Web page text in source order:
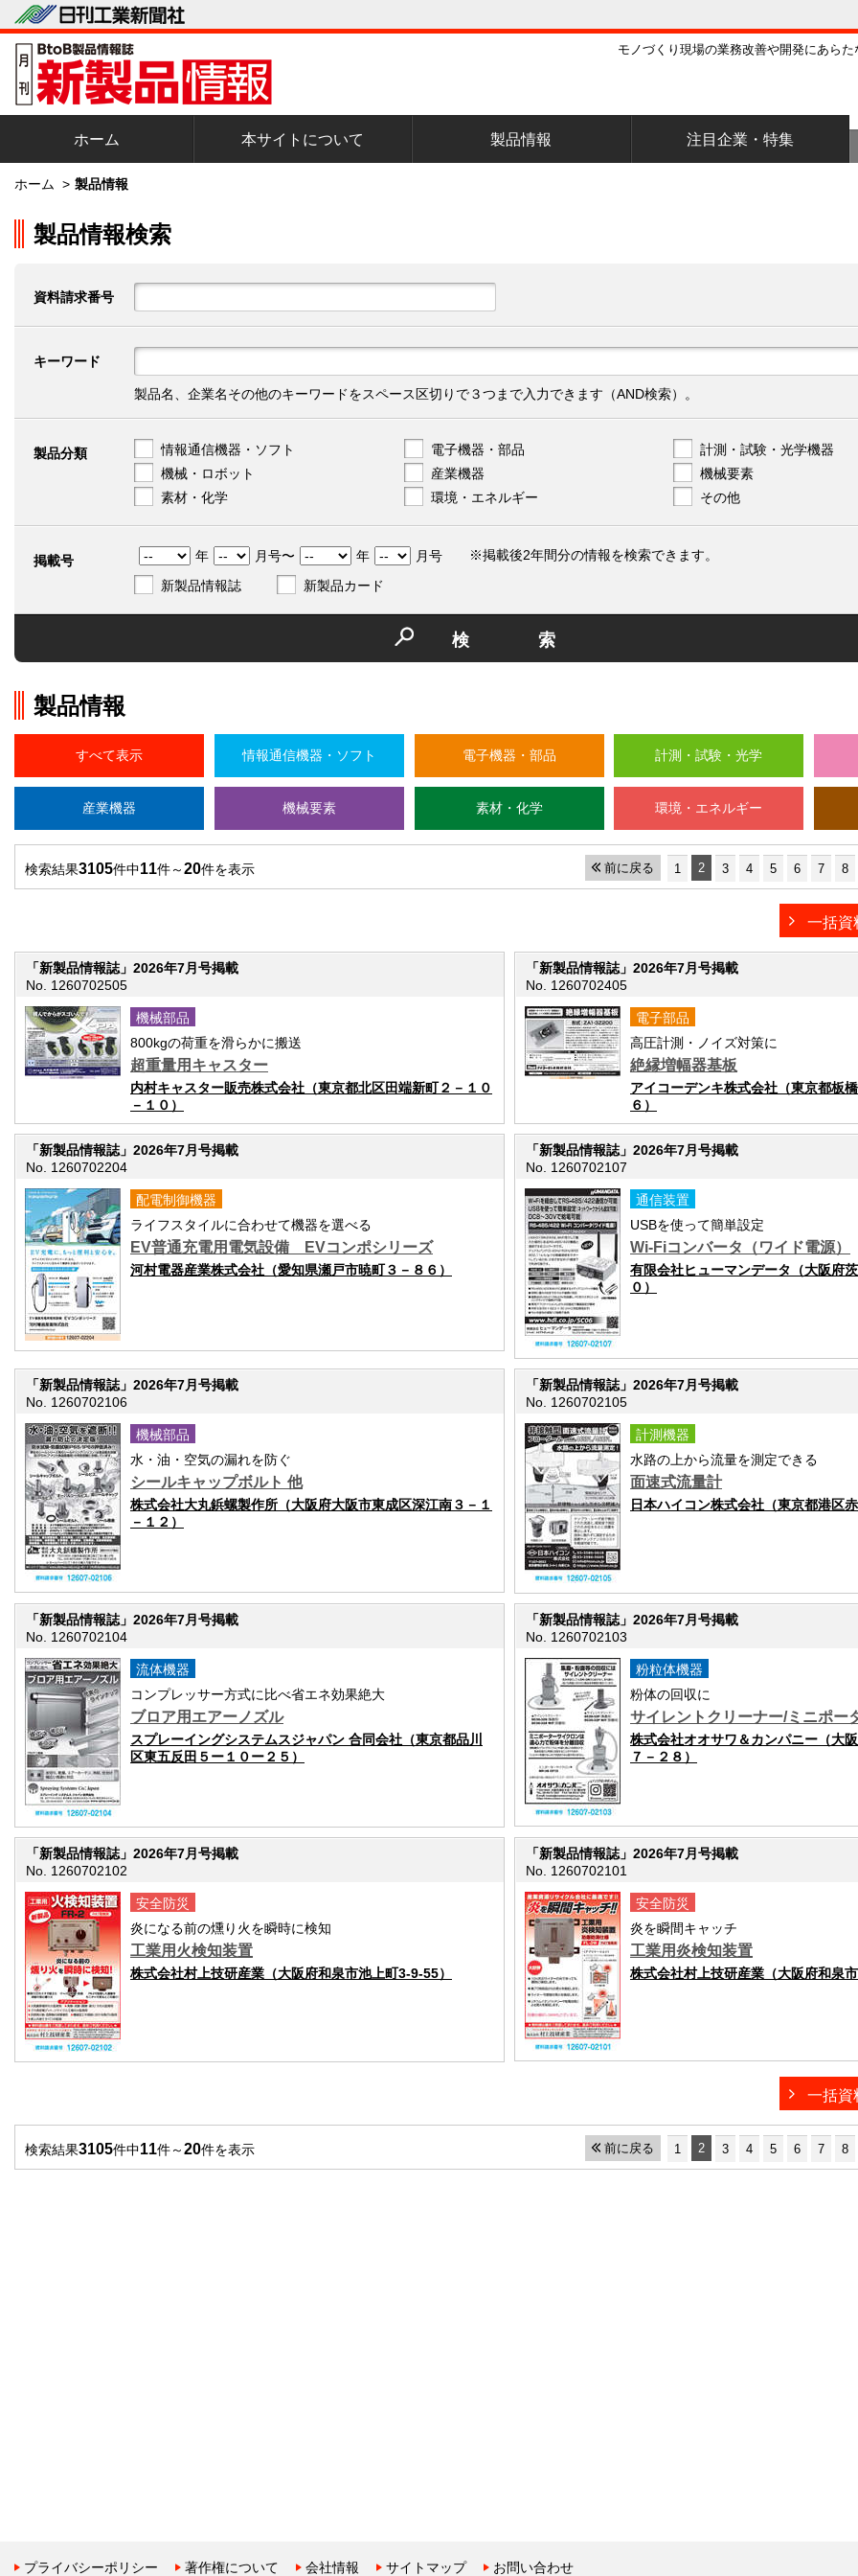
モノづくり現場の業務改善や開発にあら
ホーム 本サイトについて 製品情報 注目企業・特集
ホーム > 製品情報
製品情報検索
資料請求番号
キーワード
製品名、企業名その他のキーワードをスペース区切りで３つまで入力できます（AND検索）。
製品分類 情報通信機器・ソフト 電子機器・部品
計測・試験・光学機器
機械・ロボット
産業機器
機械要素
素材・化学
環境・エネルギー その他
掲載号 年 月号〜 年
月号
新製品情報誌
新製品カード
※掲載後2年間分の情報を検索できます。
検索
製品情報
すべて表示 情報通信機器・ソフト 電子機器・部品 計測・試験・光学
産業機器 機械要素 素材・化学 環境・エネルギー
検索結果3105件中11件～20件を表示 前に戻る 1 2 3 4 5 6 7 8
一括資
「新製品情報誌」2026年7月号掲載
No. 1260702505
機械部品
800kgの荷重を滑らかに搬送
超重量用キャスター
内村キャスター販売株式会社（東京都北区田端新町２－１０
－１０）
「新製品情報誌」2026年7月号掲載
No. 1260702405
電子部品
高圧計測・ノイズ対策に
絶縁増幅器基板
アイコーデンキ株式会社（東京都板
６）
「新製品情報誌」2026年7月号掲載
No. 1260702204
配電制御機器
ライフスタイルに合わせて機器を選べる
EV普通充電用電気設備 EVコンポシリーズ
河村電器産業株式会社（愛知県瀬戸市暁町３－８６）
「新製品情報誌」2026年7月号掲載
No. 1260702107
通信装置
USBを使って簡単設定
Wi-Fiコンバータ（ワイド電源）
有限会社ヒューマンデータ（大阪府
０）
「新製品情報誌」2026年7月号掲載
No. 1260702106
機械部品
水・油・空気の漏れを防ぐ
シールキャップボルト 他
株式会社大丸鋲螺製作所（大阪府大阪市東成区深江南３－１
－１２）
「新製品情報誌」2026年7月号掲載
No. 1260702105
計測機器
水路の上から流量を測定できる
面速式流量計
日本ハイコン株式会社（東京都港区赤
「新製品情報誌」2026年7月号掲載
No. 1260702104
流体機器
コンプレッサー方式に比べ省エネ効果絶大
ブロア用エアーノズル
スプレーイングシステムスジャパン 合同会社（東京都品川
区東五反田５ー１０ー２５）
「新製品情報誌」2026年7月号掲載
No. 1260702103
粉粒体機器
粉体の回収に
サイレントクリーナー/ミニポー
株式会社オオサワ＆カンパニー（大
７－２８）
「新製品情報誌」2026年7月号掲載
No. 1260702102
安全防災
炎になる前の燻り火を瞬時に検知
工業用火検知装置
株式会社村上技研産業（大阪府和泉市池上町3-9-55）
「新製品情報誌」2026年7月号掲載
No. 1260702101
安全防災
炎を瞬間キャッチ
工業用炎検知装置
株式会社村上技研産業（大阪府和泉市
一括資
検索結果3105件中11件～20件を表示 前に戻る 1 2 3 4 5 6 7 8
プライバシーポリシー 著作権について 会社情報 サイトマップ お問い合わせ